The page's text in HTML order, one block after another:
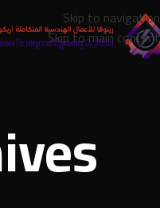
Skip to navigation
Skip to main content